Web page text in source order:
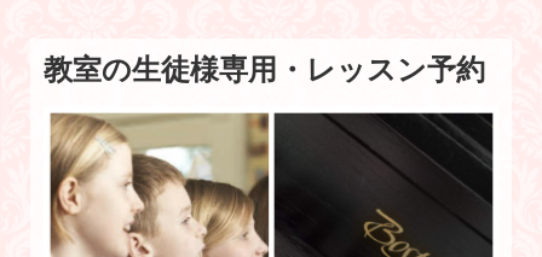
教室の生徒様専用・レッスン予約